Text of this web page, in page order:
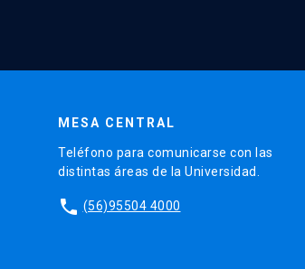
MESA CENTRAL
Teléfono para comunicarse con las
distintas áreas de la Universidad.
phone (56)95504 4000